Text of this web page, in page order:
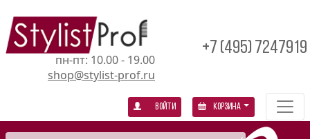
пн-пт: 10.00 - 19.00
shop@stylist-prof.ru
+7 (495) 7247919
Войти Корзина